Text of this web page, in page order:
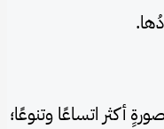
أكثر اتساعًا وتنوعًا؛